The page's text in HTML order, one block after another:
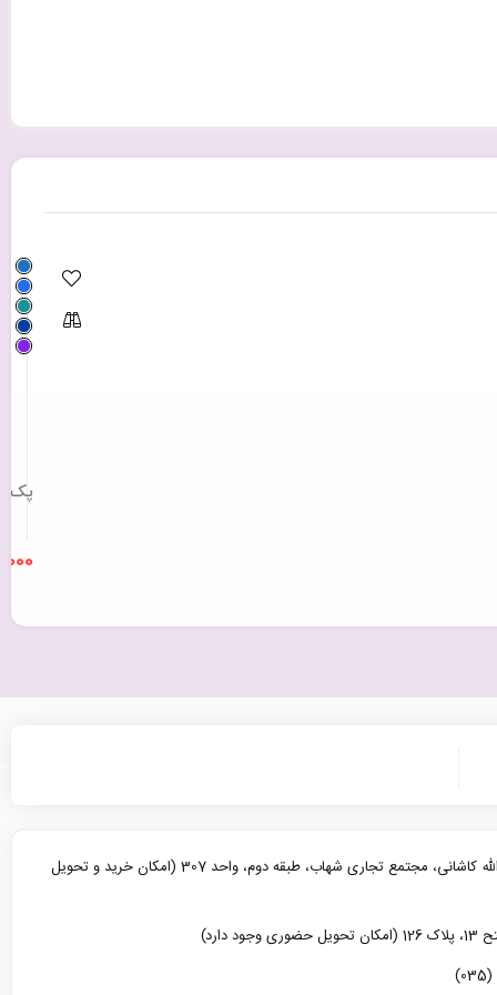
پک 5 عددی کاور سیلیکونی اوریجینال سامسونگ مدل Samsung Galaxy A10s
یزد، خیابان آیت الله کاشانی، مجتمع تجاری شهاب، طبقه دوم، واحد 307 (امکان خرید و تحویل